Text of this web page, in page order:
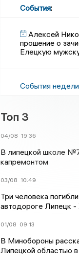
События:
Алексей
прошение о
Елецкую
События недели
Топ 3
04/08 19:36
В липецкой школе
капремонтом
03/08 10:49
Три человека
автодороге Липецк -
01/08 09:13
В Минобороны
Липецкой областью в